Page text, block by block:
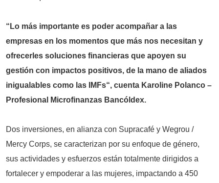
“Lo más importante es poder acompañar a las
empresas en los momentos que más nos necesitan y
ofrecerles soluciones financieras que apoyen su
gestión con impactos positivos, de la mano de aliados
inigualables como las IMFs“, cuenta Karoline Polanco –
Profesional Microfinanzas Bancóldex.
Dos inversiones, en alianza con Supracafé y Wegrou /
Mercy Corps, se caracterizan por su enfoque de género,
sus actividades y esfuerzos están totalmente dirigidos a
fortalecer y empoderar a las mujeres, impactando a 450